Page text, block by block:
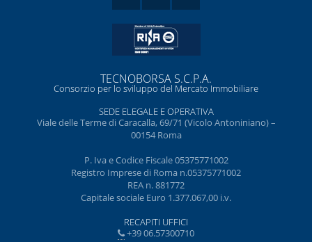
TECNOBORSA S.C.P.A.
Consorzio per lo sviluppo del Mercato Immobiliare
SEDE ELEGALE E OPERATIVA
Viale delle Terme di Caracalla, 69/71 (Vicolo Antoniniano) –
00154 Roma
P. Iva e Codice Fiscale 05375771002
Registro Imprese di Roma n.05375771002
REA n. 881772
Capitale sociale Euro 1.377.067,00 i.v.
RECAPITI UFFICI
+39 06.57300710